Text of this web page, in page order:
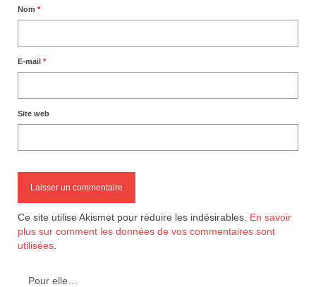
Nom *
E-mail *
Site web
Ce site utilise Akismet pour réduire les indésirables. En savoir
plus sur comment les données de vos commentaires sont
utilisées
Pour elle…